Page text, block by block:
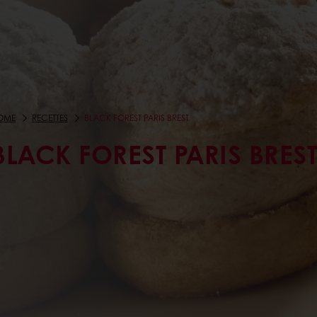
RECETTES BLACK FOREST PARIS BREST
FOREST PARIS BREST